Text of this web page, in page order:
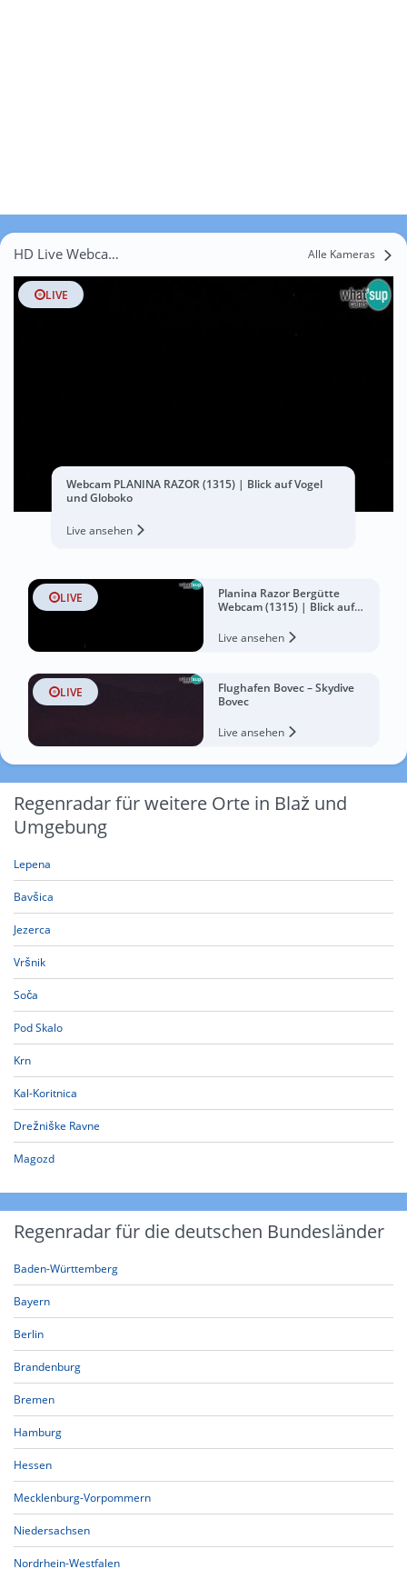
HD Live Webcams Blaž Alle Kameras
LIVE
Webcam PLANINA RAZOR (1315) | Blick auf Vogel
und Globoko
Live ansehen
LIVE
Planina Razor Bergütte
Webcam (1315) | Blick auf
Live ansehen
LIVE
Flughafen Bovec – Skydive
Bovec
Live ansehen
Regenradar für weitere Orte in Blaž und
Umgebung
Lepena
Bavšica
Jezerca
Vršnik
Soča
Pod Skalo
Krn
Kal-Koritnica
Drežniške Ravne
Magozd
Regenradar für die deutschen Bundesländer
Baden-Württemberg
Bayern
Berlin
Brandenburg
Bremen
Hamburg
Hessen
Mecklenburg-Vorpommern
Niedersachsen
Nordrhein-Westfalen